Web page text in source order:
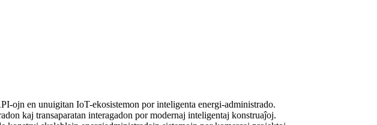
ojn en unuigitan IoT-ekosistemon por inteligenta energi-administrado.
kaj transaparatan interagadon por modernaj inteligentaj konstruaĵoj.